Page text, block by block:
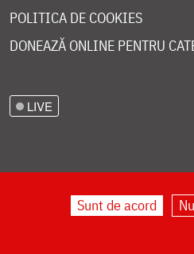
POLITICA DE COOKIES
DONEAZĂ ONLINE PENTRU
LIVE
Sunt de acord